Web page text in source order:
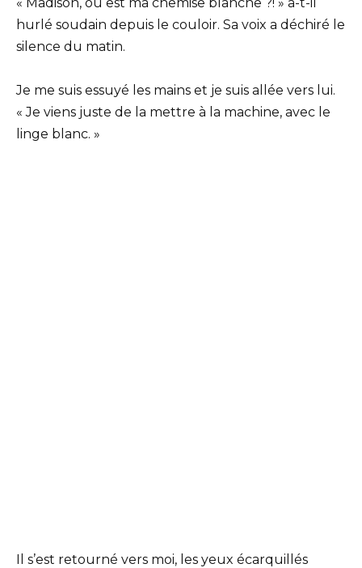
hurlé soudain depuis le couloir. Sa voix a déchiré le
silence du matin.
Je me suis essuyé les mains et je suis allée vers lui.
« Je viens juste de la mettre à la machine, avec le
linge blanc. »
Il s’est retourné vers moi, les yeux écarquillés